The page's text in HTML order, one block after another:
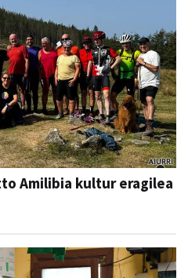
Amilibia kultur eragilea